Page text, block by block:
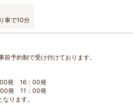
車で10分
予約制で受け付けております。
00発 16：00発
00発 11：00発
ります。